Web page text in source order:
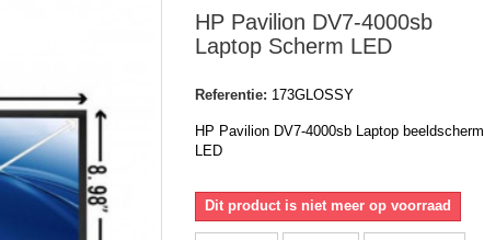
HP Pavilion DV7-4000sb
Laptop Scherm LED
Referentie: 173GLOSSY
HP Pavilion DV7-4000sb Laptop beeldscherm
LED
Dit product is niet meer op voorraad